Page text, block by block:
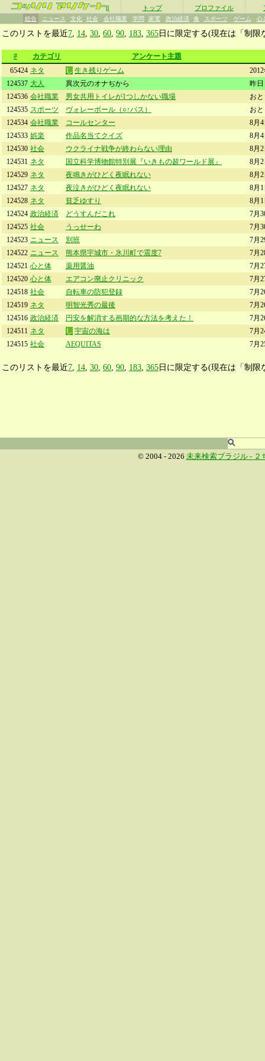
β トップ プロファイル
総合 ニュース 文化 社会 会社職業 学問 家電 政治経済 食 スポーツ ゲーム 心
このリストを最近7 14 30 60 90 183 365日に限定する(現在は「制限
# カテゴリ
アンケート主題
65424 ネタ し 生き残りゲーム
124537 大人 異次元のオナぢから
昨日
124536 会社職業 男女共用トイレが1つしかない職場
お
124535 スポーツ ヴォレーボール（○↑パス）
お
124534 会社職業 コールセンター
8月
124533 娯楽 作品名当てクイズ
8月
124530 社会 ウクライナ戦争が終わらない理由
8月
124531 ネタ 国立科学博物館特別展『いきもの超ワールド展』
8月
124529 ネタ 夜鳴きがひどく夜眠れない
8月
124527 ネタ 夜泣きがひどく夜眠れない
8月
124528 ネタ 貧乏ゆすり
8月
124524 政治経済 どうすんだこれ
7月
124525 社会 うっせーわ
7月
124523 ニュース 別班
7月
124522 ニュース 熊本県宇城市・氷川町で震度7
7月
124521 心と体 薬用醤油
7月
124520 心と体 エアコン廃止クリニック
7月
124518 社会 自転車の防犯登録
7月
124519 ネタ 明智光秀の最後
7月
124516 政治経済 円安を解消する画期的な方法を考えた！
7月
124511 ネタ し 宇宙の海は
7月
124515 社会 AEQUITAS 7月
このリストを最近7 14 30 60 90 183 365日に限定する(現在は「制限
© 2004 - 2026 未来検索ブラジル - ２